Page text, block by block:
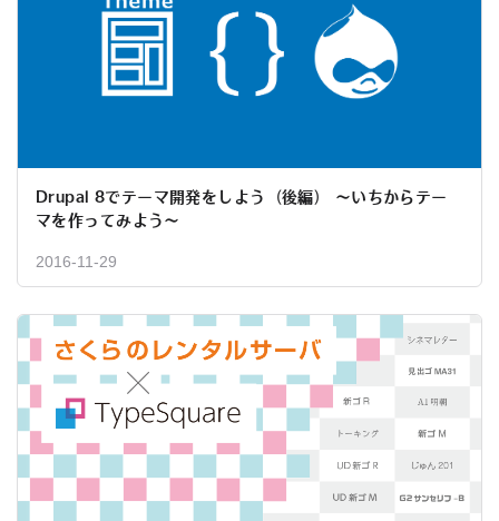
Drupal 8でテーマ開発をしよう（後編） ～いちからテー
マを作ってみよう～
2016-11-29